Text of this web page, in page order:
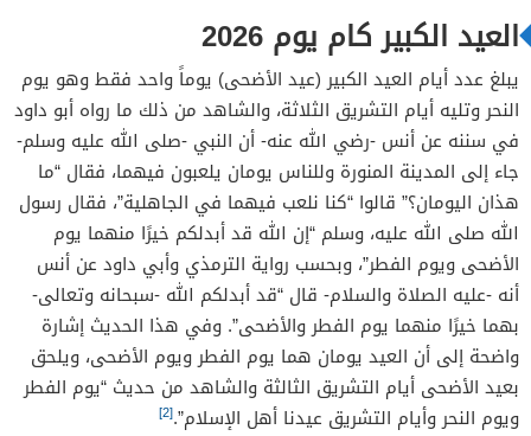
العيد الكبير كام يوم 2026
يبلغ عدد أيام العيد الكبير (عيد الأضحى) يوماً واحد فقط وهو يوم
النحر وتليه أيام التشريق الثلاثة، والشاهد من ذلك ما رواه أبو داود
في سننه عن أنس -رضي الله عنه- أن النبي -صلى الله عليه وسلم-
جاء إلى المدينة المنورة وللناس يومان يلعبون فيهما، فقال “ما
هذان اليومان؟” قالوا “كنا نلعب فيهما في الجاهلية”، فقال رسول
الله صلى الله عليه، وسلم “إن الله قد أبدلكم خيرًا منهما يوم
الأضحى ويوم الفطر”، وبحسب رواية الترمذي وأبي داود عن أنس
أنه -عليه الصلاة والسلام- قال “قد أبدلكم الله -سبحانه وتعالى-
بهما خيرًا منهما يوم الفطر والأضحى”. وفي هذا الحديث إشارة
واضحة إلى أن العيد يومان هما يوم الفطر ويوم الأضحى، ويلحق
بعيد الأضحى أيام التشريق الثالثة والشاهد من حديث “يوم الفطر
ويوم النحر وأيام التشريق عيدنا أهل الإسلام”.[2]